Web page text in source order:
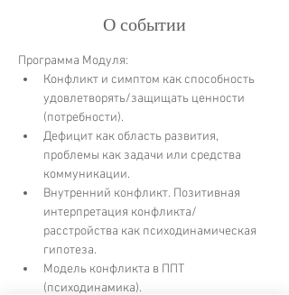
О событии
Программа Модуля:
Конфликт и симптом как способность
удовлетворять/защищать ценности
(потребности).
Дефицит как область развития,
проблемы как задачи или средства
коммуникации.
Внутренний конфликт. Позитивная
интерпретация конфликта/
расстройства как психодинамическая
гипотеза.
Модель конфликта в ППТ
(психодинамика).